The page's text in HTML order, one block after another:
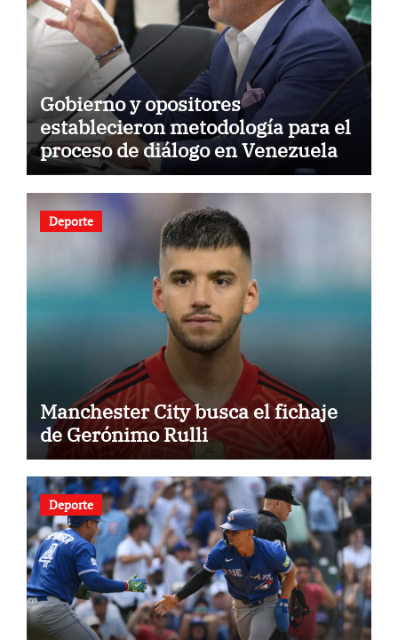
Gobierno y opositores
establecieron metodología para el
proceso de diálogo en Venezuela
Deporte
Manchester City busca el fichaje
de Gerónimo Rulli
Deporte